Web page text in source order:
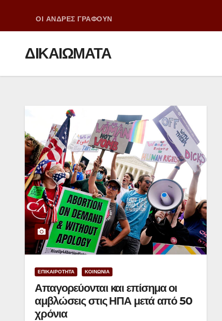
ΟΙ ΑΝΔΡΕΣ ΓΡΑΦΟΥΝ
ΔΙΚΑΙΩΜΑΤΑ
ΕΠΙΚΑΙΡΟΤΗΤΑ ΚΟΙΝΩΝΙΑ
Απαγορεύονται και επίσημα οι
αμβλώσεις στις ΗΠΑ μετά από 50
χρόνια